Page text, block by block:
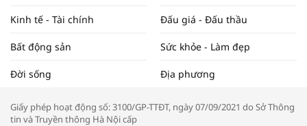
Tọa đàm “Xúc tiến thương mại: Khơi
Kinh tế - Tài chính Đấu giá - Đấu thầu
Bất động sản Sức khỏe - Làm đẹp
Đời sống Địa phương
Giấy phép hoạt động số: 3100/GP-TTĐT, ngày 07/09/2021 do Sở Thông
tin và Truyền thông Hà Nội cấp